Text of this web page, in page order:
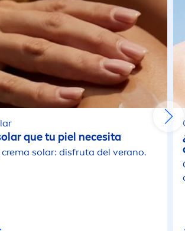
que tu piel necesita
crema solar: disfruta del verano.